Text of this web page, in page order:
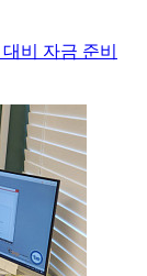
비 자금 준비